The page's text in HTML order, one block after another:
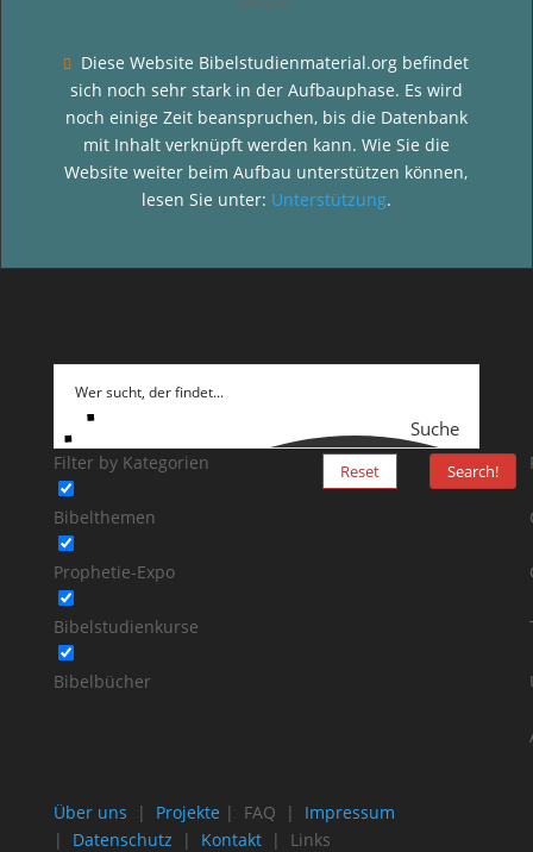

Diese Website Bibelstudienmaterial.org befindet
sich noch sehr stark in der Aufbauphase. Es wird
noch einige Zeit beanspruchen, bis die Datenbank
mit Inhalt verknüpft werden kann. Wie Sie die
Website weiter beim Aufbau unterstützen können,
lesen Sie unter: Unterstützung.
Suche
Filter by Kategorien
Bibelthemen
Prophetie-Expo
Bibelstudienkurse
Bibelbücher
Reset Search!
Über uns | Projekte | FAQ | Impressum
| Datenschutz | Kontakt| Links